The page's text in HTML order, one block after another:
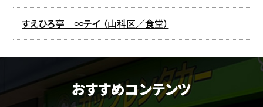
すえひろ亭 ∞テイ （山科区／食堂）
おすすめコンテンツ